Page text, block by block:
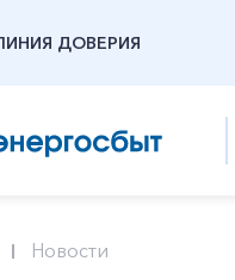
ДОВЕРИЯ
Новости